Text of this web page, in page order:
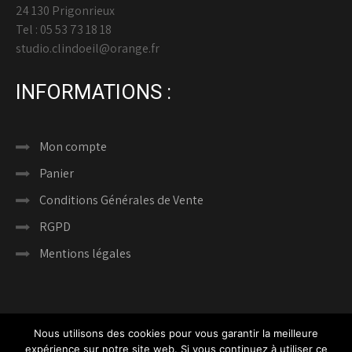
24 130 Prigonrieux
Tel : 05 53 73 18 18
studio.clindoeil@orange.fr
INFORMATIONS :
Mon compte
Panier
Conditions Générales de Vente
RGPD
Mentions légales
Nous utilisons des cookies pour vous garantir la meilleure
expérience sur notre site web. Si vous continuez à utiliser ce